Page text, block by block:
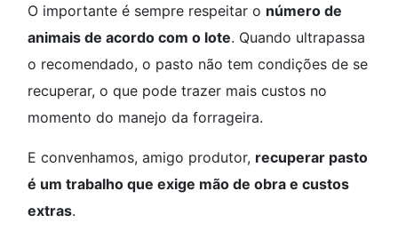
O importante é sempre respeitar o número de
animais de acordo com o lote. Quando ultrapassa
o recomendado, o pasto não tem condições de se
recuperar, o que pode trazer mais custos no
momento do manejo da forrageira.
E convenhamos, amigo produtor, recuperar pasto
é um trabalho que exige mão de obra e custos
extras.